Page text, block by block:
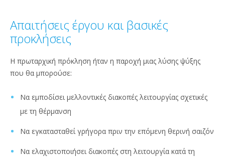
Απαιτήσεις έργου και βασικές
προκλήσεις
Η πρωταρχική πρόκληση ήταν η παροχή μιας λύσης ψύξης
που θα μπορούσε:
Να εμποδίσει μελλοντικές διακοπές λειτουργίας σχετικές
με τη θέρμανση
Να εγκατασταθεί γρήγορα πριν την επόμενη θερινή σαιζόν
Να ελαχιστοποιήσει διακοπές στη λειτουργία κατά τη